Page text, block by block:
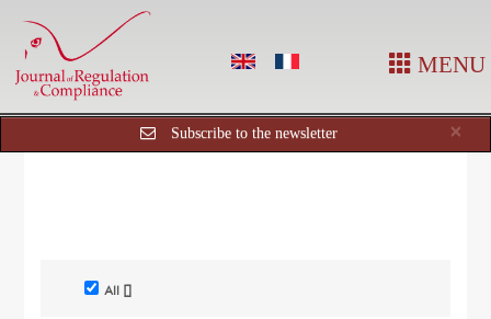
MENU
×
Subscribe to the newsletter
All []